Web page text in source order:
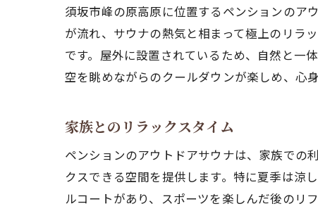
須坂市峰の原高原に位置するペンションのア
が流れ、サウナの熱気と相まって極上のリラ
です。屋外に設置されているため、自然と一
空を眺めながらのクールダウンが楽しめ、心
家族とのリラックスタイム
ペンションのアウトドアサウナは、家族での
クスできる空間を提供します。特に夏季は涼
ルコートがあり、スポーツを楽しんだ後のリ